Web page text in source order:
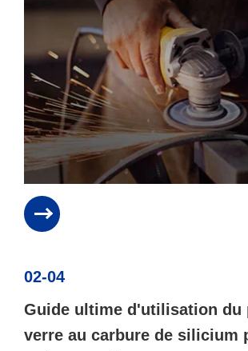
02-04
Guide ultime d'utilisation du
verre au carbure de silicium